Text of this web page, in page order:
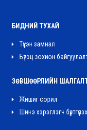
БИДНИЙ ТУХАЙ
Түүхэн замнал
Бүтэц зохион
ЗӨВШӨӨРЛИЙН
Жишиг сорил
Шинэ хэрэглэгч бүртгүүлэх